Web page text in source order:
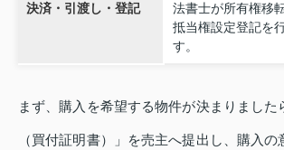
決済・引渡し・登記
法書士が所有権移
抵当権設定登記を
す。
まず、購入を希望する物件が決まりました
（買付証明書）」を売主へ提出し、購入の